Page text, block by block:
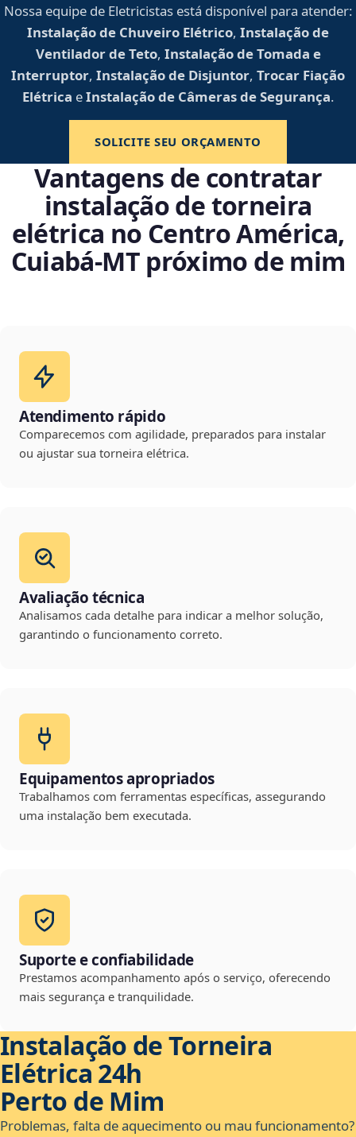
Nossa equipe de Eletricistas está disponível para atender:
Instalação de Chuveiro Elétrico, Instalação de
Ventilador de Teto, Instalação de Tomada e
Interruptor, Instalação de Disjuntor, Trocar Fiação
Elétrica eInstalação de Câmeras de Segurança.
SOLICITE SEU ORÇAMENTO
Vantagens de contratar
instalação de torneira
elétrica no Centro América,
Cuiabá‑MT próximo de mim
Atendimento rápido
Comparecemos com agilidade, preparados para instalar
ou ajustar sua torneira elétrica.
Avaliação técnica
Analisamos cada detalhe para indicar a melhor solução,
garantindo o funcionamento correto.
Equipamentos apropriados
Trabalhamos com ferramentas específicas, assegurando
uma instalação bem executada.
Suporte e confiabilidade
Prestamos acompanhamento após o serviço, oferecendo
mais segurança e tranquilidade.
Instalação de Torneira
Elétrica 24h
Perto de Mim
Problemas, falta de aquecimento ou mau funcionamento?